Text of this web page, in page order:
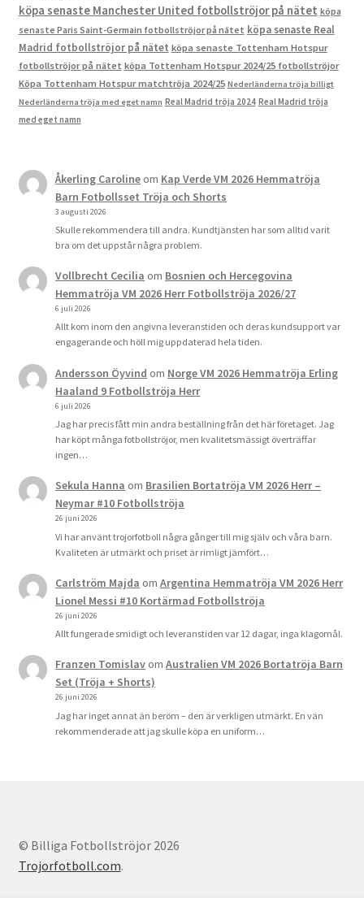
köpa senaste Manchester United fotbollströjor på nätet köpa
senaste Paris Saint-Germain fotbollströjor på nätet köpa senaste Real
Madrid fotbollströjor på nätet köpa senaste Tottenham Hotspur
fotbollströjor på nätet köpa Tottenham Hotspur 2024/25 fotbollströjor
Köpa Tottenham Hotspur matchtröja 2024/25 Nederländerna tröja billigt
Nederländerna tröja med eget namn Real Madrid tröja 2024 Real Madrid tröja
med eget namn
Åkerling Carolineom Kap Verde VM 2026 Hemmatröja
Barn Fotbollsset Tröja och Shorts
3 augusti 2026
Skulle rekommendera till andra. Kundtjänsten har som alltid varit
bra om det uppstår några problem.
Vollbrecht Cecilia om Bosnien och Hercegovina
Hemmatröja VM 2026 Herr Fotbollströja 2026/27
6 juli 2026
Allt kom inom den angivna leveranstiden och deras kundsupport var
engagerande och höll mig uppdaterad hela tiden.
Andersson Öyvind om Norge VM 2026 Hemmatröja Erling
Haaland 9 Fotbollströja Herr
6 juli 2026
Jag har precis fått min andra beställning från det här företaget. Jag
har köpt många fotbollströjor, men kvalitetsmässigt överträffar
ingen…
Sekula Hanna om Brasilien Bortatröja VM 2026 Herr –
Neymar #10 Fotbollströja
26 juni 2026
Vi har använt trojorfotboll några gånger till mig själv och våra barn.
Kvaliteten är utmärkt och priset är rimligt jämfört…
Carlström Majda omArgentina Hemmatröja VM 2026 Herr
Lionel Messi #10 Kortärmad Fotbollströja
26 juni 2026
Allt fungerade smidigt och leveranstiden var 12 dagar, inga klagomål.
Franzen TomislavomAustralien VM 2026 Bortatröja Barn
Set (Tröja + Shorts)
26 juni 2026
Jag har inget annat än beröm – den är verkligen utmärkt. En vän
rekommenderade att jag skulle köpa en uniform…
© Billiga Fotbollströjor 2026
Trojorfotboll.com.